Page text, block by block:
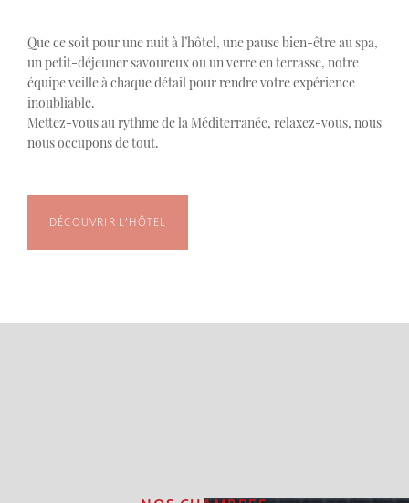
Que ce soit pour une nuit à l’hôtel, une pause bien-être au spa,
un petit-déjeuner savoureux ou un verre en terrasse, notre
équipe veille à chaque détail pour rendre votre expérience
inoubliable.
Mettez-vous au rythme de la Méditerranée, relaxez-vous, nous
nous occupons de tout.
DÉCOUVRIR L’HÔTEL